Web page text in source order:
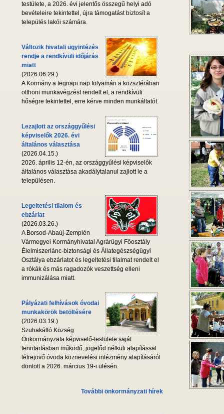
testülete, a 2026. évi jelentős összegű helyi adó
bevételeire tekintettel, újra támogatást biztosít a
település lakói számára.
Változik hivatali ügyintézés
rendje a rendkívüli időjárás
miatt
(2026.06.29.)
A Kormány a tegnapi nap folyamán a közszférában
otthoni munkavégzést rendelt el, a rendkívüli
hőségre tekintettel, erre kérve minden munkáltatót.
Lezajlott az országgyűlési
képviselők 2026. évi
általános választása
(2026.04.15.)
2026. április 12-én, az országgyűlési képviselők
általános választása akadálytalanul zajlott le a
településen.
Legeltetési tilalom és
ebzárlat
(2026.03.26.)
A Borsod-Abaúj-Zemplén
Vármegyei Kormányhivatal Agrárügyi Főosztály
Élelmiszerlánc-biztonsági és Állategészségügyi
Osztálya ebzárlatot és legeltetési tilalmat rendelt el
a rókák és más ragadozók veszettség elleni
immunizálása miatt.
Pályázati felhívások óvodai
munkakörök betöltésére
(2026.03.19.)
Szuhakálló Község
Önkormányzata képviselő-testülete saját
fenntartásban működő, jogelőd nélküli alapítással
létrejövő óvoda köznevelési intézmény alapításáról
döntött a 2026. március 19-i ülésén.
További önkormányzati hírek